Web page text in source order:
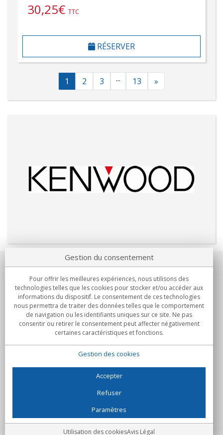
30,25€ TTC
RÉSERVER
1 2 3 ... 13 »
Notre société
Engagements
Achats
C/Flassaders, 13, Nave 6, 08130 Santa Perpètua de Mogoda
(Barcelone) - Espagne
Folie Numérique - Tous droits réservés
Gestion du consentement
Pour offrir les meilleures expériences, nous utilisons des
technologies telles que les cookies pour stocker et/ou accéder aux
informations du dispositif. Le consentement de ces technologies
nous permettra de traiter des données telles que le comportement
de navigation ou les identifiants uniques sur ce site. Ne pas
consentir ou retirer le consentement peut affecter négativement
certaines caractéristiques et fonctions.
Gestion des cookies
Accepter
Refuser
Paramètres
Utilisation des cookiesAvis Légal